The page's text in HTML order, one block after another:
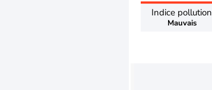
Indice pollution
Mauvais